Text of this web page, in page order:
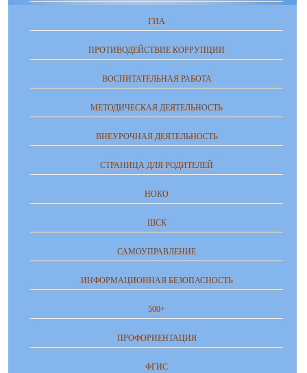
ГИА
ПРОТИВОДЕЙСТВИЕ КОРРУПЦИИ
ВОСПИТАТЕЛЬНАЯ РАБОТА
МЕТОДИЧЕСКАЯ ДЕЯТЕЛЬНОСТЬ
ВНЕУРОЧНАЯ ДЕЯТЕЛЬНОСТЬ
СТРАНИЦА ДЛЯ РОДИТЕЛЕЙ
НОКО
ШСК
САМОУПРАВЛЕНИЕ
ИНФОРМАЦИОННАЯ БЕЗОПАСНОСТЬ
500+
ПРОФОРИЕНТАЦИЯ
ФГИС